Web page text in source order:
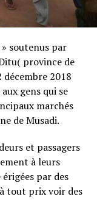
soutenus par
province de
2018
gens qui se
marchés
de Musadi.
et passagers
à leurs
par des
tout prix voir des